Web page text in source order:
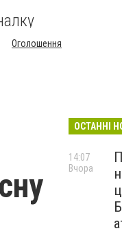
Оголошення
ОСТАННІ
14:07
Вчора